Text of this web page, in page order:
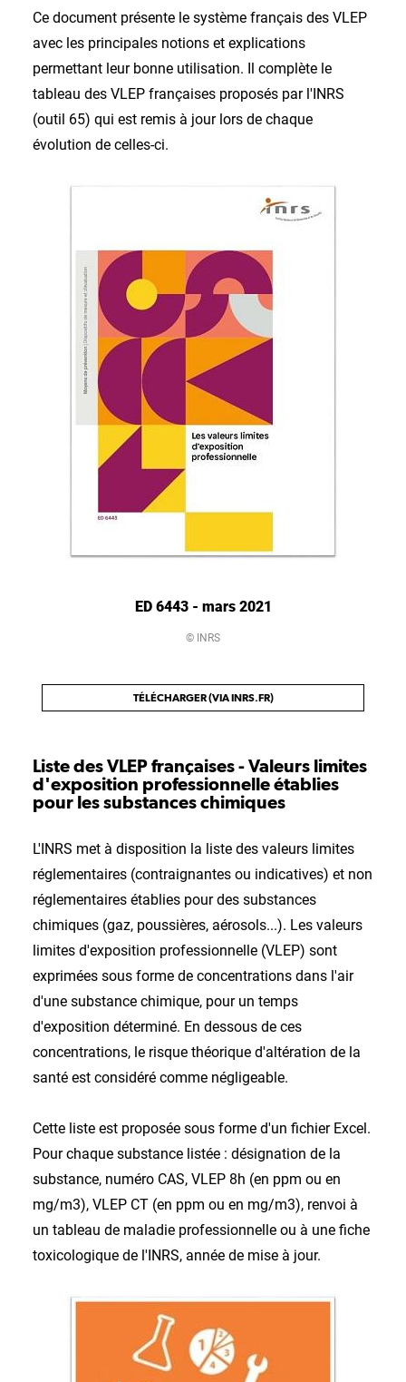
Ce document présente le système français des VLEP
avec les principales notions et explications
permettant leur bonne utilisation. Il complète le
tableau des VLEP françaises proposés par l'INRS
(outil 65) qui est remis à jour lors de chaque
évolution de celles-ci.
ED 6443 - mars 2021
© INRS
TÉLÉCHARGER (VIA INRS.FR)
Liste des VLEP françaises - Valeurs limites
d'exposition professionnelle établies
pour les substances chimiques
L'INRS met à disposition la liste des valeurs limites
réglementaires (contraignantes ou indicatives) et non
réglementaires établies pour des substances
chimiques (gaz, poussières, aérosols...). Les valeurs
limites d'exposition professionnelle (VLEP) sont
exprimées sous forme de concentrations dans l'air
d'une substance chimique, pour un temps
d'exposition déterminé. En dessous de ces
concentrations, le risque théorique d'altération de la
santé est considéré comme négligeable.
Cette liste est proposée sous forme d'un fichier Excel.
Pour chaque substance listée : désignation de la
substance, numéro CAS, VLEP 8h (en ppm ou en
mg/m3), VLEP CT (en ppm ou en mg/m3), renvoi à
un tableau de maladie professionnelle ou à une fiche
toxicologique de l'INRS, année de mise à jour.